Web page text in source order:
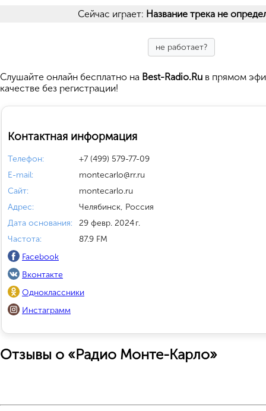
Сейчас играет: Название трека не
не работает?
Cлушайте онлайн бесплатно на Best-Radio.Ru в прямом
качестве без регистрации!
Контактная информация
Телефон:
+7 (499) 579-77-09
E-mail:
montecarlo@rr.ru
Сайт:
montecarlo.ru
Адрес:
Челябинск, Россия
Дата основания:
29 февр. 2024 г.
Частота:
87.9 FM
Facebook
Вконтакте
Одноклассники
Инстаграмм
Отзывы о «Радио Монте-Карло»